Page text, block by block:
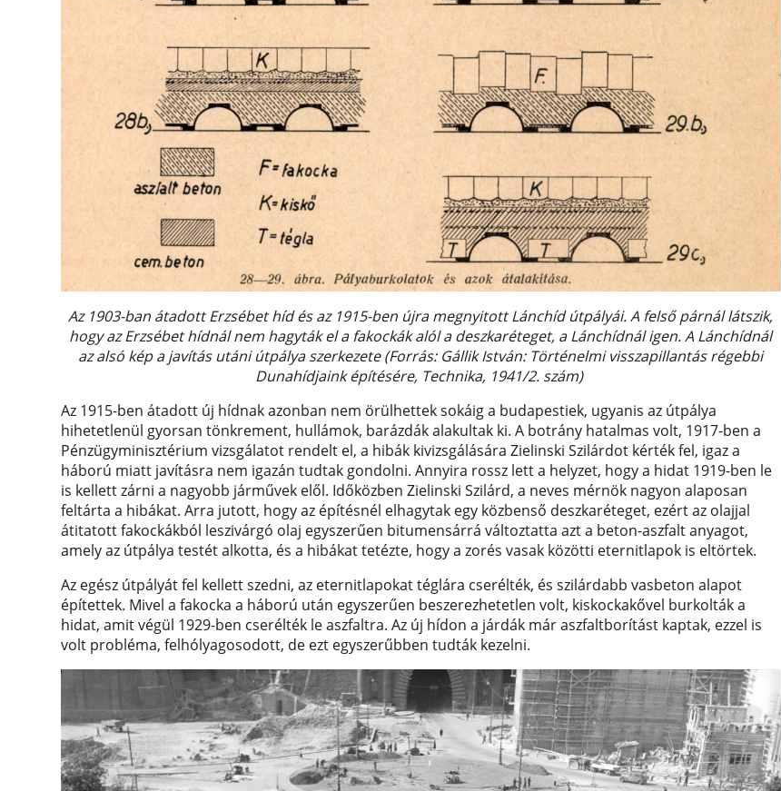
Az 1903-ban átadott Erzsébet híd és az 1915-ben újra megnyitott Lánchíd útpályái. A felső párnál látszik,
hogy az Erzsébet hídnál nem hagyták el a fakockák alól a deszkaréteget, a Lánchídnál igen. A Lánchídnál
az alsó kép a javítás utáni útpálya szerkezete (Forrás: Gállik István: Történelmi visszapillantás régebbi
Dunahídjaink építésére, Technika, 1941/2. szám)
Az 1915-ben átadott új hídnak azonban nem örülhettek sokáig a budapestiek, ugyanis az útpálya
hihetetlenül gyorsan tönkrement, hullámok, barázdák alakultak ki. A botrány hatalmas volt, 1917-ben a
Pénzügyminisztérium vizsgálatot rendelt el, a hibák kivizsgálására Zielinski Szilárdot kérték fel, igaz a
háború miatt javításra nem igazán tudtak gondolni. Annyira rossz lett a helyzet, hogy a hidat 1919-ben le
is kellett zárni a nagyobb járművek elől. Időközben Zielinski Szilárd, a neves mérnök nagyon alaposan
feltárta a hibákat. Arra jutott, hogy az építésnél elhagytak egy közbenső deszkaréteget, ezért az olajjal
átitatott fakockákból leszivárgó olaj egyszerűen bitumensárrá változtatta azt a beton-aszfalt anyagot,
amely az útpálya testét alkotta, és a hibákat tetézte, hogy a zorés vasak közötti eternitlapok is eltörtek.
Az egész útpályát fel kellett szedni, az eternitlapokat téglára cserélték, és szilárdabb vasbeton alapot
építettek. Mivel a fakocka a háború után egyszerűen beszerezhetetlen volt, kiskockakővel burkolták a
hidat, amit végül 1929-ben cserélték le aszfaltra. Az új hídon a járdák már aszfaltborítást kaptak, ezzel is
volt probléma, felhólyagosodott, de ezt egyszerűbben tudták kezelni.